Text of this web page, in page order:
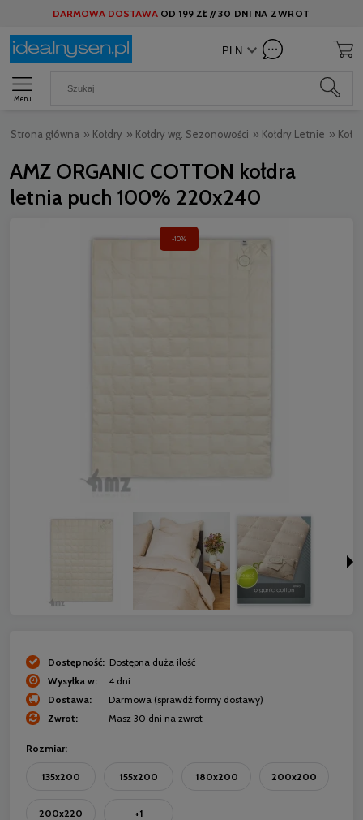
DARMOWA DOSTAWA OD 199 ZŁ //30 DNI NA ZWROT
Menu
Strona główna » Kołdry » Kołdry wg. Sezonowości » Kołdry Letnie »
AMZ ORGANIC COTTON kołdra
letnia puch 100% 220x240
-10%
Dostępność: Dostępna duża ilość
Wysyłka w:
4 dni
Dostawa:
Darmowa (sprawdź formy dostawy)
Zwrot:
Masz 30 dni na zwrot
Rozmiar:
135x200 155x200 180x200 200x200
200x220 +1